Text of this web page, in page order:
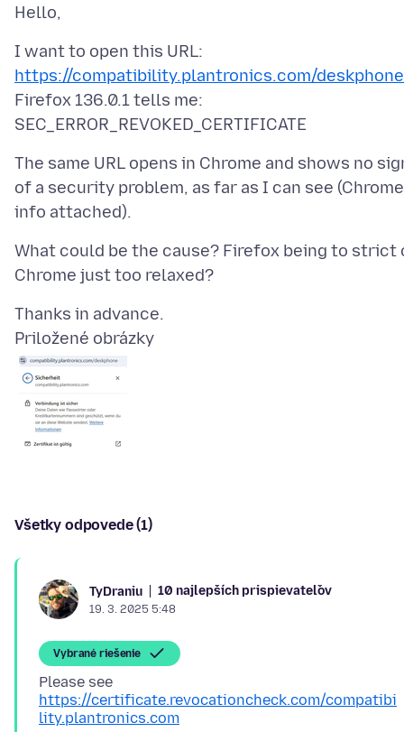
I want to open this URL:
https://compatibility.plantronics.com/deskphone
Firefox 136.0.1 tells me:
The same URL opens in Chrome and shows no
of a security problem, as far as I can see (Chrome
What could be the cause? Firefox being to strict
Priložené obrázky
Všetky odpovede (1)
TyDraniu 10 najlepších prispievateľov
19. 3. 2025 5:48
Vybrané riešenie
Please see
https://certificate.revocationcheck.com/compatibi
lity.plantronics.com